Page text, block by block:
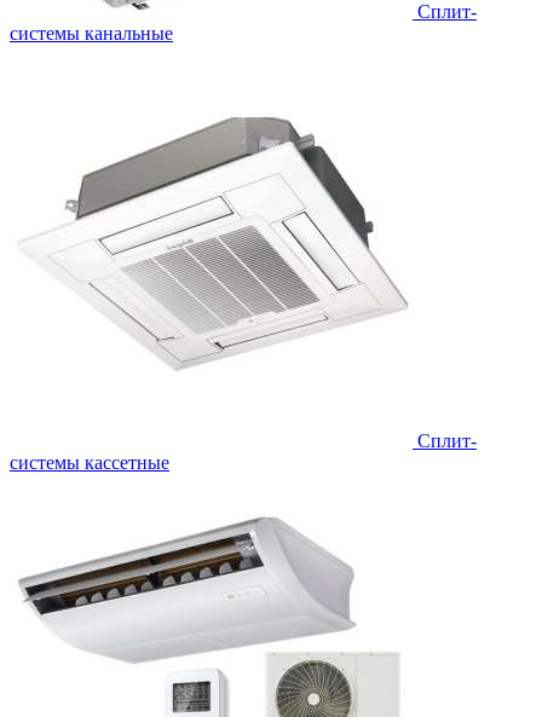
Сплит-
системы канальные
Сплит-
системы кассетные